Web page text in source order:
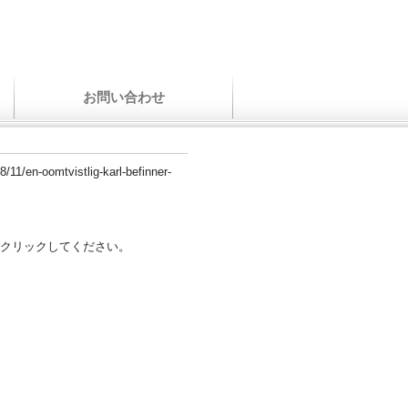
お問い合わせ
11/en-oomtvistlig-karl-befinner-
リックしてください。